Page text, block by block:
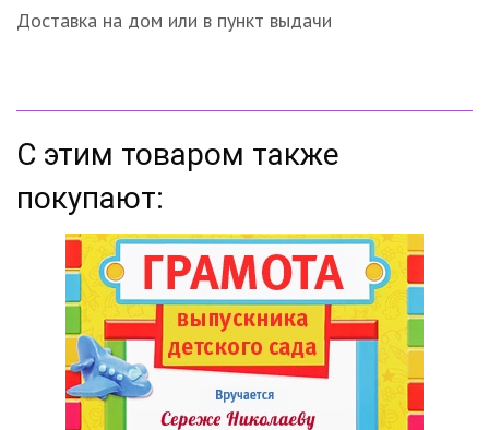
Доставка на дом или в пункт выдачи
С этим товаром также
покупают: